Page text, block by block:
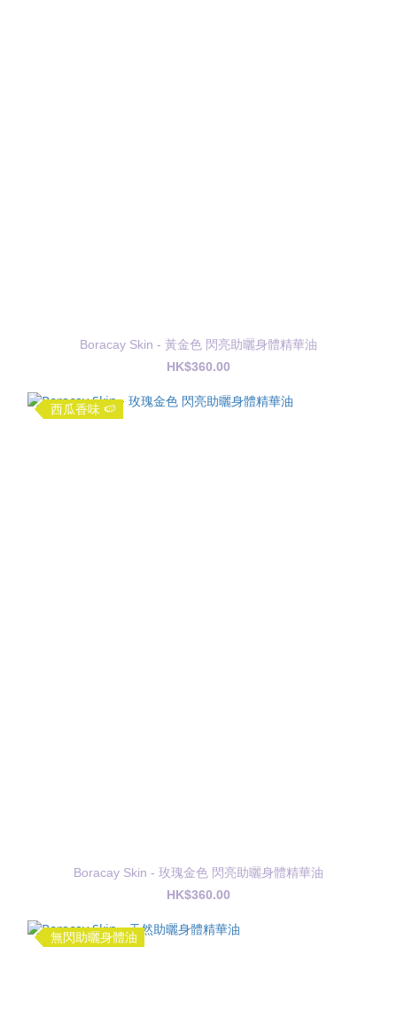
Boracay Skin - 黃金色 閃亮助曬身體精華油
HK$360.00
西瓜香味 🍉
Boracay Skin - 玫瑰金色 閃亮助曬身體精華油
HK$360.00
無閃助曬身體油